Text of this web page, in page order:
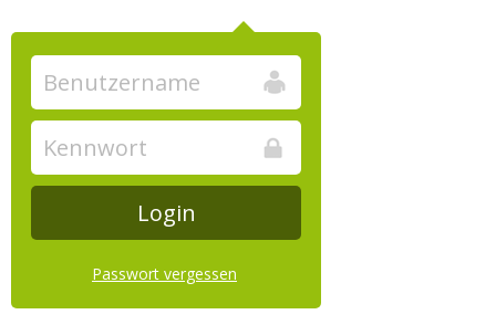
Passwort vergessen